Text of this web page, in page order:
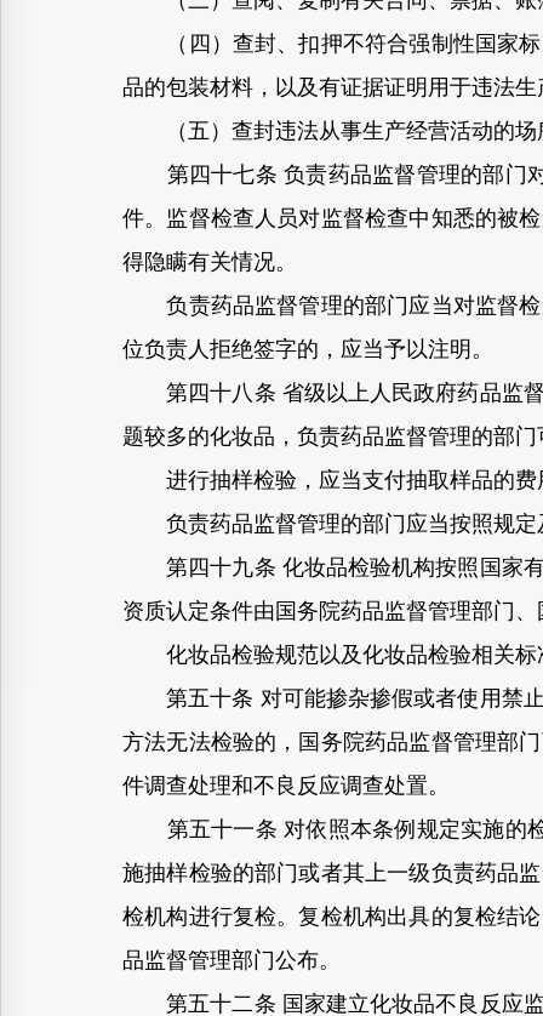
（四）查封、扣押不符合强制性国家标
品的包装材料，以及有证据证明用于违法
（五）查封违法从事生产经营活动的场
第四十七条 负责药品监督管理的部门对
件。监督检查人员对监督检查中知悉的被
得隐瞒有关情况。
负责药品监督管理的部门应当对监督检
位负责人拒绝签字的，应当予以注明。
第四十八条 省级以上人民政府药品监督
题较多的化妆品，负责药品监督管理的部
进行抽样检验，应当支付抽取样品的费
负责药品监督管理的部门应当按照规定
第四十九条 化妆品检验机构按照国家有
资质认定条件由国务院药品监督管理部门
化妆品检验规范以及化妆品检验相关标
第五十条 对可能掺杂掺假或者使用禁止
方法无法检验的，国务院药品监督管理部
件调查处理和不良反应调查处置。
第五十一条 对依照本条例规定实施的检
施抽样检验的部门或者其上一级负责药品
检机构进行复检。复检机构出具的复检结
品监督管理部门公布。
第五十二条 国家建立化妆品不良反应监